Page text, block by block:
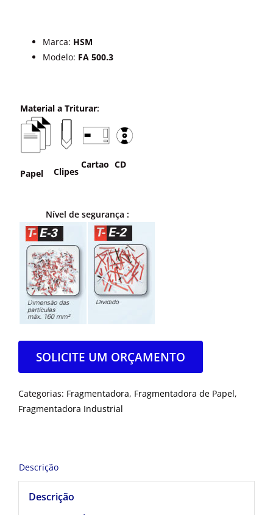
Marca: HSM
Modelo: FA 500.3
Material a Triturar:
Papel Clipes
Cartao CD
Nível de segurança :
SOLICITE UM ORÇAMENTO
Categorias: Fragmentadora, Fragmentadora de Papel,
Fragmentadora Industrial
Descrição
Descrição